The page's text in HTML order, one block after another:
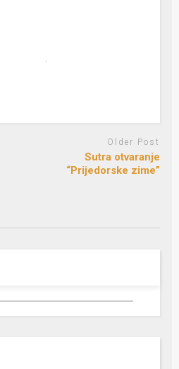
Older Post
Sutra otvaranje
“Prijedorske zime”